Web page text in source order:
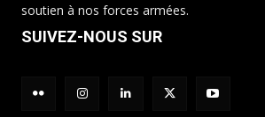
soutien à nos forces armées.
SUIVEZ-NOUS SUR